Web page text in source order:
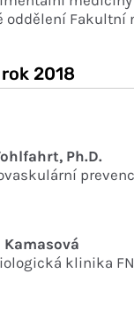
oddělení Fakultní
2018
Ph.D.
klinika